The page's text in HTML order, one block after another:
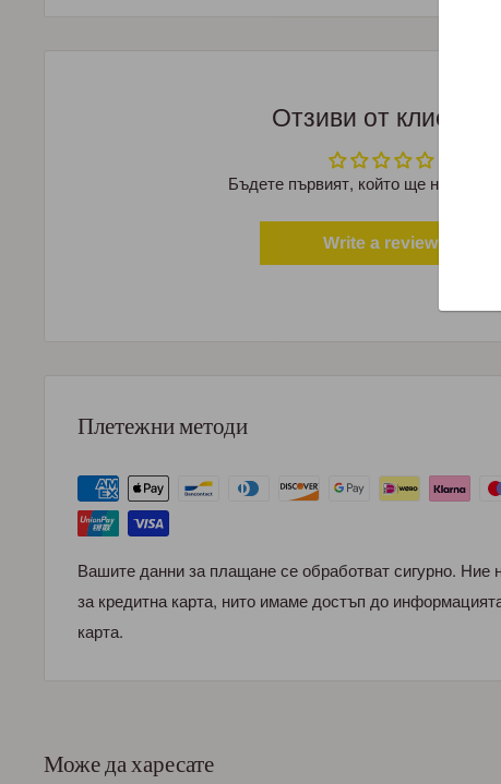
Отзиви от клиенти
Бъдете първият, който ще напише
Write a review
Плетежни методи
Вашите данни за плащане се обработват сигурно. Ние
за кредитна карта, нито имаме достъп до
карта.
Може да харесате